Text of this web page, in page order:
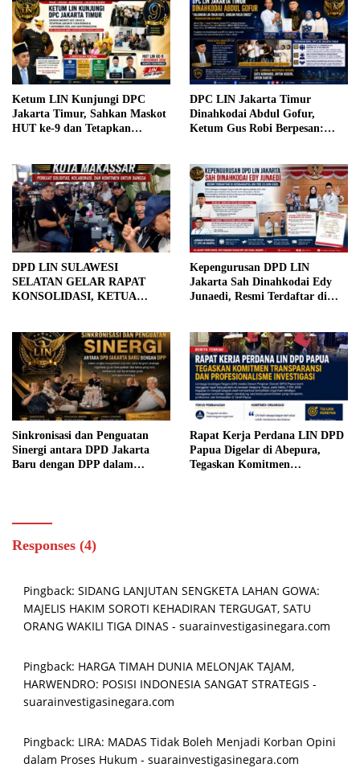
Ketum LIN Kunjungi DPC
Jakarta Timur, Sahkan Maskot
HUT ke-9 dan Tetapkan
DPC LIN Jakarta Timur
Dinahkodai Abdul Gofur,
Ketum Gus Robi Berpesan:
DPD LIN SULAWESI
SELATAN GELAR RAPAT
KONSOLIDASI, KETUA
KOMITMEN KOLABORASI
DENGAN PEMERINTAH
Kepengurusan DPD LIN
Jakarta Sah Dinahkodai Edy
Junaedi, Resmi Terdaftar di
Sinkronisasi dan Penguatan
Sinergi antara DPD Jakarta
Baru dengan DPP dalam
Rapat Kerja Perdana LIN DPD
Papua Digelar di Abepura,
Tegaskan Komitmen
Responses (4)
Pingback: SIDANG LANJUTAN SENGKETA LAHAN GOWA:
MAJELIS HAKIM SOROTI KEHADIRAN TERGUGAT, SATU
ORANG WAKILI TIGA DINAS - suarainvestigasinegara.com
Pingback: HARGA TIMAH DUNIA MELONJAK TAJAM,
HARWENDRO: POSISI INDONESIA SANGAT STRATEGIS -
suarainvestigasinegara.com
Pingback: LIRA: MADAS Tidak Boleh Menjadi Korban Opini
dalam Proses Hukum - suarainvestigasinegara.com